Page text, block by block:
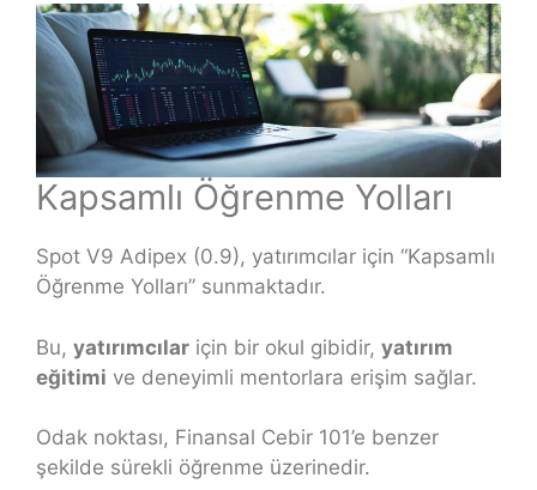
Kapsamlı Öğrenme Yolları
Spot V9 Adipex (0.9), yatırımcılar için “Kapsamlı
Öğrenme Yolları” sunmaktadır.
Bu, yatırımcılar için bir okul gibidir, yatırım
eğitimi ve deneyimli mentorlara erişim sağlar.
Odak noktası, Finansal Cebir 101’e benzer
şekilde sürekli öğrenme üzerinedir.